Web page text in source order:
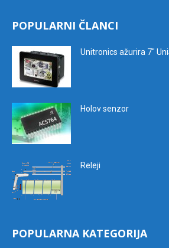
POPULARNI ČLANCI
Unitronics ažurira 7″
Holov senzor
Releji
POPULARNA KATEGORIJA